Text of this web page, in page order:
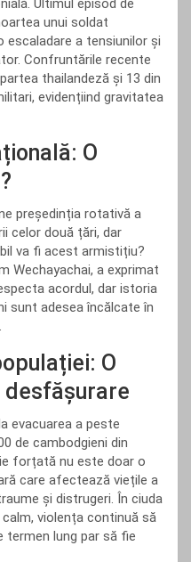
Ultimul episod de
unui soldat
escaladare a tensiunilor și
Confruntările recente
thailandeză și 13 din
evidențiind gravitatea
O
președinția rotativă a
celor două țări, dar
va fi acest armistițiu?
Wechayachai, a exprimat
acordul, dar istoria
sunt adesea încălcate în
O
desfășurare
evacuarea a peste
de cambodgieni din
forțată nu este doar o
care afectează viețile a
și distrugeri. În ciuda
violența continuă să
termen lung par să fie